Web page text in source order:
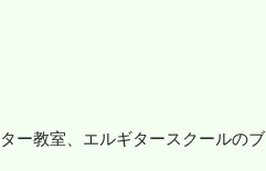
ー教室、エルギタースクールのブ